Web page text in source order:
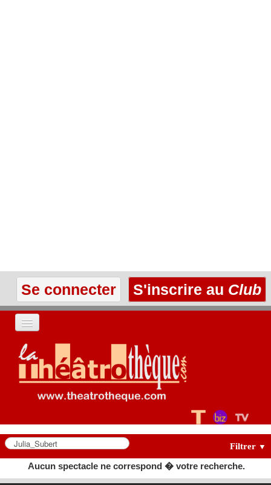
Se connecter S'inscrire au Club
ACCUEIL
LES TEXTES
LES ANNONCES
LE CLUB
Filtrer ▼
Aucun spectacle ne correspond � votre recherche.